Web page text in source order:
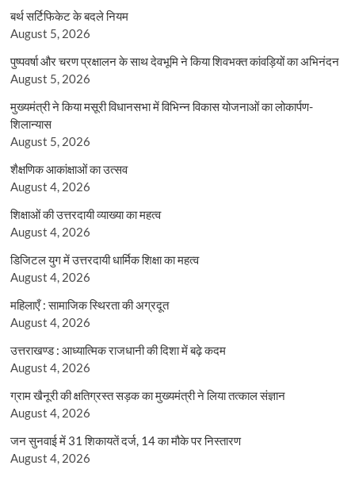
बर्थ सर्टिफिकेट के बदले नियम
August 5, 2026
पुष्पवर्षा और चरण प्रक्षालन के साथ देवभूमि ने किया शिवभक्त कांवड़ियों का अभिनंदन
August 5, 2026
मुख्यमंत्री ने किया मसूरी विधानसभा में विभिन्न विकास योजनाओं का लोकार्पण-
शिलान्यास
August 5, 2026
शैक्षणिक आकांक्षाओं का उत्सव
August 4, 2026
शिक्षाओं की उत्तरदायी व्याख्या का महत्व
August 4, 2026
डिजिटल युग में उत्तरदायी धार्मिक शिक्षा का महत्व
August 4, 2026
महिलाएँ : सामाजिक स्थिरता की अग्रदूत
August 4, 2026
उत्तराखण्ड : आध्यात्मिक राजधानी की दिशा में बढ़े कदम
August 4, 2026
ग्राम खैनूरी की क्षतिग्रस्त सड़क का मुख्यमंत्री ने लिया तत्काल संज्ञान
August 4, 2026
जन सुनवाई में 31 शिकायतें दर्ज, 14 का मौके पर निस्तारण
August 4, 2026